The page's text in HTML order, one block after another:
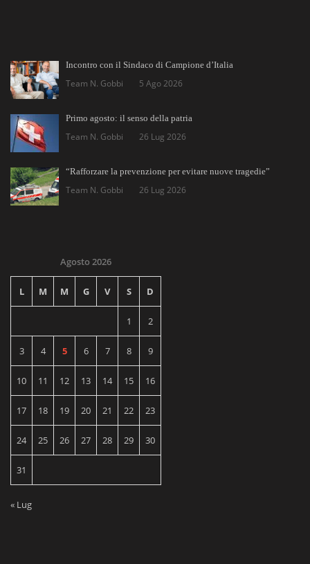
Incontro con il Sindaco di Campione d’Italia
Team N. Gobbi 5 Ago 2026
Primo agosto: il senso della patria
Team N. Gobbi 26 Lug 2026
“Rafforzare la prevenzione per evitare nuove tragedie”
Team N. Gobbi 26 Lug 2026
Agosto 2026
L M M G V S D
1 2
3 4 5 6 7 8 9
10 11 12 13 14 15 16
17 18 19 20 21 22 23
24 25 26 27 28 29 30
31
« Lug